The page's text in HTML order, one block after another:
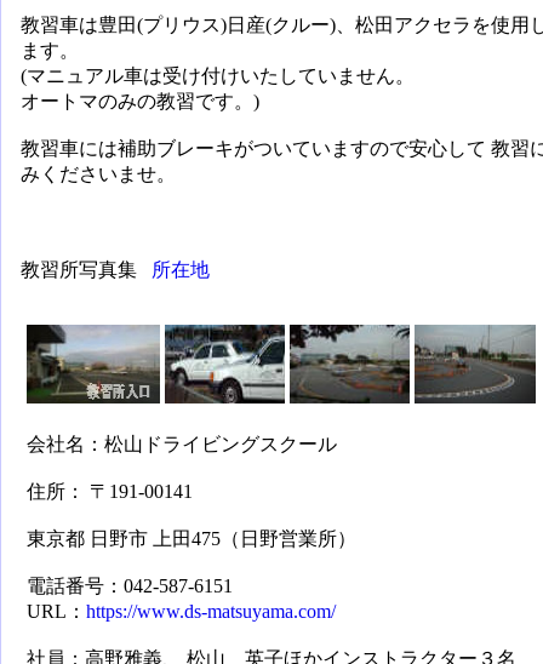
教習車は豊田(プリウス)日産(クルー)、松田アクセラを使用
ます。
(マニュアル車は受け付けいたしていません。
オートマのみの教習です。)
教習車には補助ブレーキがついていますので安心して 教習
みくださいませ。
教習所写真集 所在地
会社名： 松山ドライビングスクール
住所： 〒191-00141
東京都 日野市 上田475（日野営業所）
電話番号： 042-587-6151
URL： https://www.ds-matsuyama.com/
社員： 高野雅義 松山 英子ほかインストラクター３名